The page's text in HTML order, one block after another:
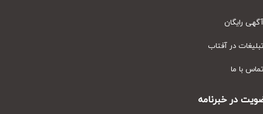
رایگان
در آفتاب
با ما
در خبرنامه